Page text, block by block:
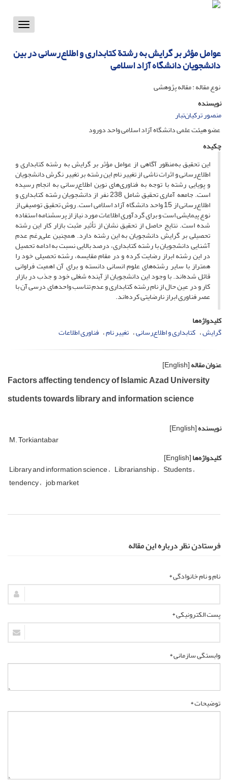
Toggle
عوامل مؤثر بر گرایش به رشتة کتابداری و اطلاع‌رسانی در بین
دانشجویان دانشگاه آزاد اسلامی
نوع مقاله : مقاله پژوهشی
نویسنده
منصور ترکیان‌تبار
عضو هیئت علمی دانشگاه آزاد اسلامی واحد دورود
چکیده
این تحقیق به‌منظور آگاهی از عوامل مؤثر بر گرایش به رشته کتابداری و
اطلاع‌رسانی و اثرات ناشی از تغییر نام این رشته بر تغییر نگرش دانشجویان
و پویایی رشته با توجه به فناوری‌های نوین اطلاع‌رسانی به انجام رسیده
است. جامعه آماری تحقیق شامل 238 نفر از دانشجویان رشته کتابداری و
اطلاع‌رسانی از 15 واحد دانشگاه آزاد اسلامی است. روش تحقیق توصیفی از
نوع پیمایشی است و برای گردآوری اطلاعات مورد نیاز از پرسشنامه استفاده
شده است. نتایج حاصل از تحقیق نشان از تأثیر مثبت بازار کار این رشته
تحصیلی بر گرایش دانشجویان به این رشته دارد. همچنین علی‌رغم عدم
آشنایی دانشجویان با رشته کتابداری، درصد بالایی نسبت به ادامه تحصیل
در این رشته ابراز رضایت کرده و در مقام مقایسه، رشته تحصیلی خود را
همتراز با سایر رشته‌های علوم انسانی دانسته و برای آن اهمیت فراوانی
قائل شده‌اند. با وجود این دانشجویان از آینده شغلی خود و جذب در بازار
کار و در عین حال از نام رشته کتابداری و عدم تناسب واحدهای درسی آن با
عصر فناوری ابراز نارضایتی کرده‌اند.
کلیدواژه‌ها
گرایش کتابداری و اطلاع‌رسانی تغییر نام فناوری اطلاعات
عنوان مقاله[English]
Factors affecting tendency of Islamic Azad University
students towards library and information science
نویسنده[English]
M. Torkiantabar
کلیدواژه‌ها[English]
Library and information science Librarianship Students
tendency job market
فرستادن نظر درباره این مقاله
نام و نام خانوادگی *
پست الکترونیکی *
وابستگی سازمانی *
توضیحات *